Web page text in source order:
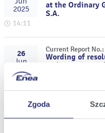
Zgoda
2025
14:11
at the Ordinary
S.A.
26
Jun
2025
23:57
Current Report
Wording of
Ordinary
Jun
Current Report No.:
Decision of the